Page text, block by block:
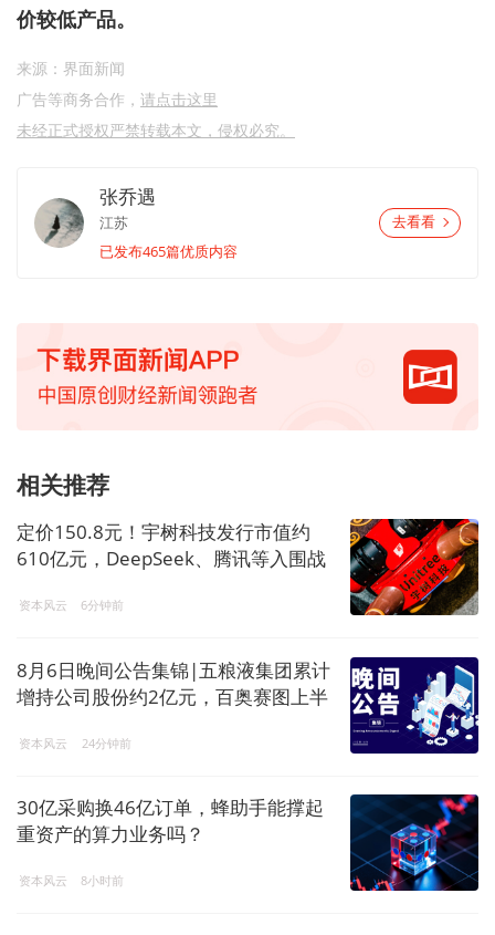
价较低产品。
来源：界面新闻
广告等商务合作， 请点击这里
未经正式授权严禁转载本文，侵权必究。
张乔遇
江苏
已发布465篇优质内容
去看看
相关推荐
定价150.8元！宇树科技发行市值约
610亿元，DeepSeek、腾讯等入围战
资本风云 6分钟前
8月6日晚间公告集锦|五粮液集团累计
增持公司股份约2亿元，百奥赛图上半
星农收到警示函
资本风云 24分钟前
30亿采购换46亿订单，蜂助手能撑起
重资产的算力业务吗？
资本风云 8小时前